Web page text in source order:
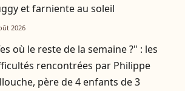
et farniente au soleil
2026
où le reste de la semaine ?" : les
rencontrées par Philippe
père de 4 enfants de 3